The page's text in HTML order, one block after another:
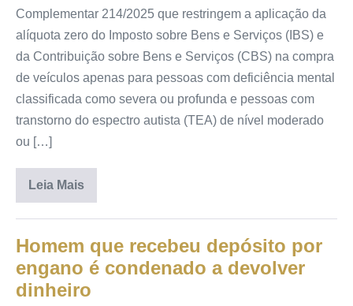
Complementar 214/2025 que restringem a aplicação da
alíquota zero do Imposto sobre Bens e Serviços (IBS) e
da Contribuição sobre Bens e Serviços (CBS) na compra
de veículos apenas para pessoas com deficiência mental
classificada como severa ou profunda e pessoas com
transtorno do espectro autista (TEA) de nível moderado
ou […]
Leia Mais
Homem que recebeu depósito por
engano é condenado a devolver
dinheiro